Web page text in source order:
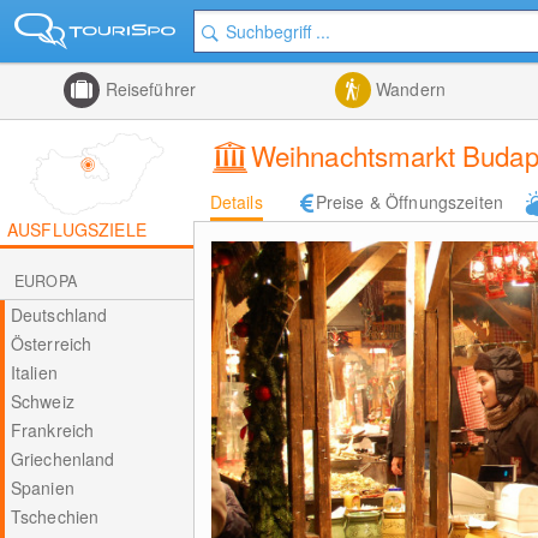
Reiseführer Wandern
Weihnachtsmarkt
Details Preise & Öffnungszeiten
AUSFLUGSZIELE
EUROPA
Deutschland
Österreich
Italien
Schweiz
Frankreich
Griechenland
Spanien
Tschechien